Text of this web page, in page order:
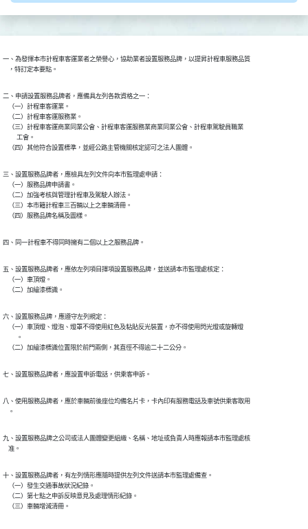
一、為發揮本市計程車客運業者之榮譽心，協助業者設置服務品牌，以提昇計程車服務品質
    ，特訂定本要點。
二、申請設置服務品牌者，應備具左列各款資格之一：
    （一）計程車客運業。
    （二）計程車客運服務業。
    （三）計程車客運商業同業公會、計程車客運服務業商業同業公會、計程車駕駛員職業
          工會。
    （四）其他符合設置標準，並經公路主管機關核定認可之法人團體。
三、設置服務品牌者，應檢具左列文件向本市監理處申請：
    （一）服務品牌申請書。
    （二）加強考核與管理計程車及駕駛人辦法。
    （三）本市籍計程車三百輛以上之車輛清冊。
    （四）服務品牌名稱及圖樣。
四、同一計程車不得同時擁有二個以上之服務品牌。
五、設置服務品牌者，應依左列項目擇項設置服務品牌，並送請本市監理處核定：
    （一）車頂燈。
    （二）加繪漆標識。
六、設置服務品牌，應遵守左列規定：
    （一）車頂燈、燈泡、燈罩不得使用紅色及粘貼反光裝置，亦不得使用閃光燈或旋轉燈
          。
    （二）加繪漆標識位置限於前門兩側，其直徑不得逾二十二公分。
七、設置服務品牌者，應設置申訴電話，供乘客申訴。
八、使用服務品牌者，應於車輛前後座位均備名片卡，卡內印有服務電話及車號供乘客取用
    。
九、設置服務品牌之公司或法人團體變更組織、名稱、地址或負責人時應報請本市監理處核
    准。
十、設置服務品牌者，有左列情形應隨時提供左列文件送請本市監理處備查。
    （一）發生交通事故狀況紀錄。
    （二）第七點之申訴反映意見及處理情形紀錄。
    （三）車輛增減清冊。